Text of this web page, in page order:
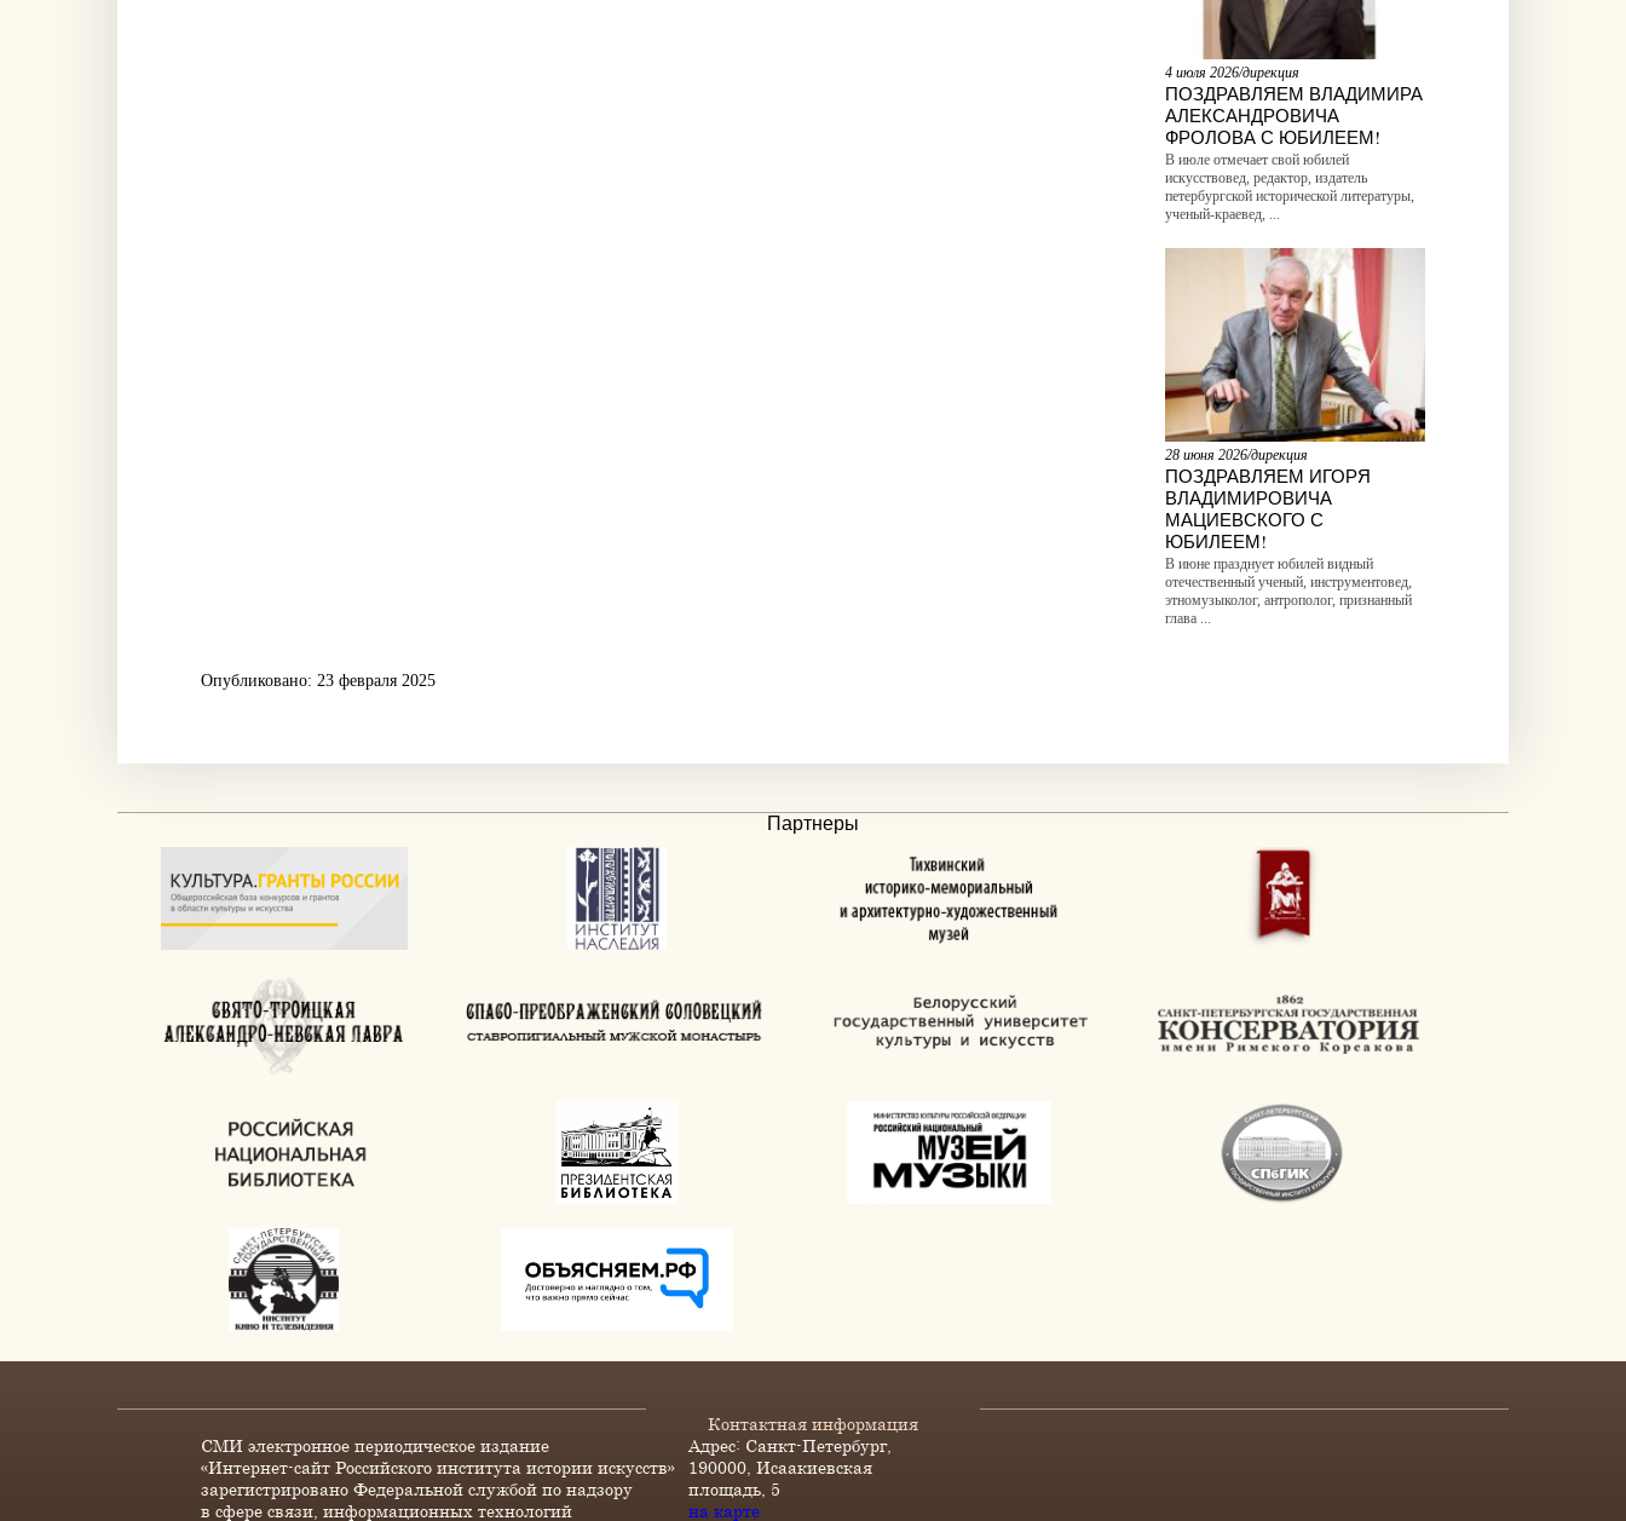
4 июля 2026/дирекция
ПОЗДРАВЛЯЕМ ВЛАДИМИРА
АЛЕКСАНДРОВИЧА
ФРОЛОВА С ЮБИЛЕЕМ!
В июле отмечает свой юбилей
искусствовед, редактор, издатель
петербургской исторической литературы,
ученый-краевед, ...
28 июня 2026/дирекция
ПОЗДРАВЛЯЕМ ИГОРЯ
ВЛАДИМИРОВИЧА
МАЦИЕВСКОГО С
ЮБИЛЕЕМ!
В июне празднует юбилей видный
отечественный ученый, инструментовед,
этномузыколог, антрополог, признанный
глава ...
Опубликовано: 23 февраля 2025
Партнеры
Контактная информация
СМИ электронное периодическое издание
«Интернет-сайт Российского института истории искусств»
зарегистрировано Федеральной службой по надзору
в сфере связи, информационных технологий
Адрес: Санкт-Петербург,
190000, Исаакиевская
площадь, 5
на карте